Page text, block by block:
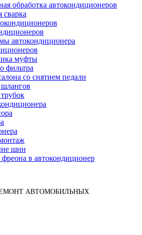
обработка автокондиционеров
сварка
автокондиционера
муфты
фильтра
со снятием педали
шин
в автокондиционер
АВТОМОБИЛЬНЫХ